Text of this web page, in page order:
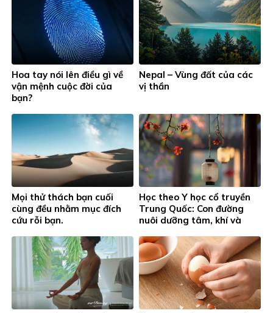
Hoa tay nói lên điều gì về
vận mệnh cuộc đời của
bạn?
Nepal – Vùng đất của các
vị thần
Mọi thử thách bạn cuối
cùng đều nhằm mục đích
cứu rỗi bạn.
Học theo Y học cổ truyền
Trung Quốc: Con đường
nuôi dưỡng tâm, khí và